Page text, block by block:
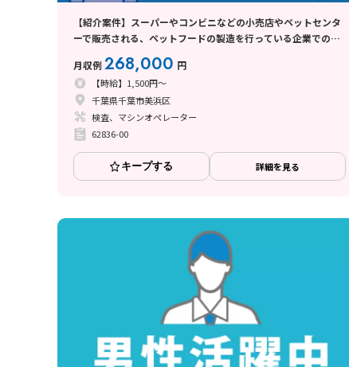
【紹介案件】スーパーやコンビニなどの小売店やペットセンタ
ーで販売される、ペットフードの製造を行っている企業でのお
月収例268,000 円
【時給】1,500円～
千葉県千葉市美浜区
検査、マシンオペレーター
62836-00
キープする 詳細を見る